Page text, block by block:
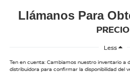
Llámanos Para
PRECIO
Less
Ten en cuenta: Cambiamos nuestro inventario a
distribuidora para confirmar la disponibilidad del